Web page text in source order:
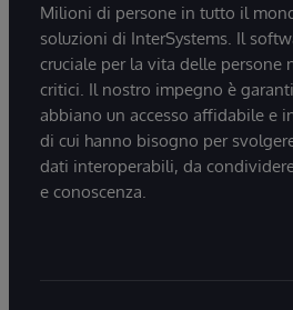
Milioni di persone in tutto il
soluzioni di InterSystems. Il
cruciale per la vita delle persone
critici. Il nostro impegno è
abbiano un accesso affidabile e
di cui hanno bisogno per
dati interoperabili, da
e conoscenza.